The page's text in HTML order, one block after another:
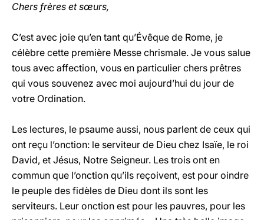
Chers frères et sœurs,
C’est avec joie qu’en tant qu’Évêque de Rome, je
célèbre cette première Messe chrismale. Je vous salue
tous avec affection, vous en particulier chers prêtres
qui vous souvenez avec moi aujourd’hui du jour de
votre Ordination.
Les lectures, le psaume aussi, nous parlent de ceux qui
ont reçu l’onction: le serviteur de Dieu chez Isaïe, le roi
David, et Jésus, Notre Seigneur. Les trois ont en
commun que l’onction qu’ils reçoivent, est pour oindre
le peuple des fidèles de Dieu dont ils sont les
serviteurs. Leur onction est pour les pauvres, pour les